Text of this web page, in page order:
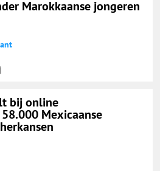
Marokkaanse jongeren
bij online
Mexicaanse